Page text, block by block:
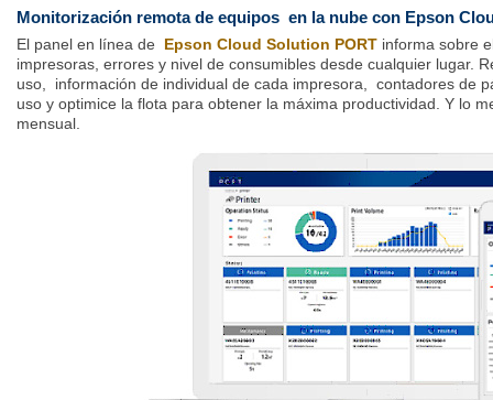
Monitorización remota de equipos en la nube con Epson
El panel en línea de Epson Cloud Solution PORT informa sobre
impresoras, errores y nivel de consumibles desde cualquier lugar.
uso, información de individual de cada impresora, contadores de
uso y optimice la flota para obtener la máxima productividad. Y lo
mensual.